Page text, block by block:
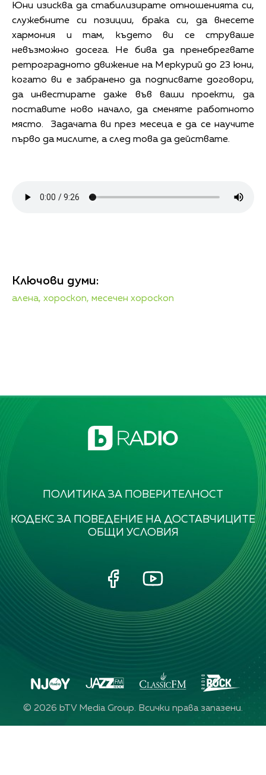
Юни изисква да стабилизирате отношенията си,
служебните си позиции, брака си, да внесете
хармония и там, където ви се струваше
невъзможно досега. Не бива да пренебрегвате
ретроградното движение на Меркурий до 23 юни,
когато ви е забранено да подписвате договори,
да инвестирате даже във ваши проекти, да
поставите ново начало, да сменяте работното
място. Задачата ви през месеца е да се научите
първо да мислите, а след това да действате.
Ключови думи:
алена, хороскоп, месечен хороскоп
ПОЛИТИКА ЗА ПОВЕРИТЕЛНОСТ
КОДЕКС ЗА ПОВЕДЕНИЕ НА ДОСТАВЧИЦИТЕ
ОБЩИ УСЛОВИЯ
© 2026 bTV Media Group. Всички права запазени.